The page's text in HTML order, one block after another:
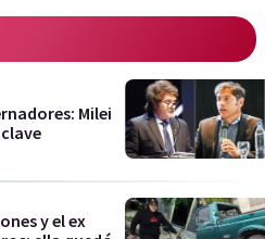
Milei
y el ex